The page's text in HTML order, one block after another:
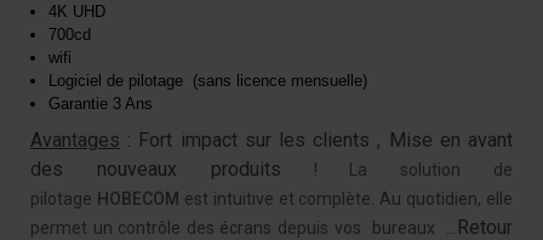
4K UHD
700cd
wifi
Logiciel de pilotage (sans licence mensuelle)
Garantie 3 Ans
Avantages : Fort impact sur les clients , Mise en avant
des nouveaux produits ! La solution de
pilotage HOBECOM est intuitive et complète. Au quotidien, elle
permet un contrôle des écrans depuis vos bureaux
Retour